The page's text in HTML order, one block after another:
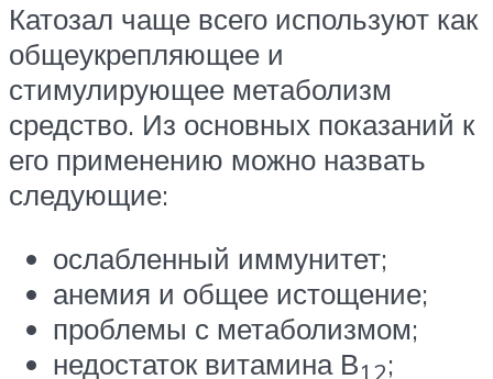
Катозал чаще всего используют как
общеукрепляющее и
стимулирующее метаболизм
средство. Из основных показаний к
его применению можно назвать
следующие:
ослабленный иммунитет;
анемия и общее истощение;
проблемы с метаболизмом;
недостаток витамина В12;